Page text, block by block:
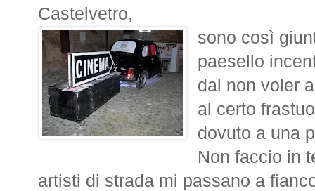
Castelvetro,
sono così
paesello
dal non voler
al certo
dovuto a una
Non faccio in
artisti di strada mi passano a